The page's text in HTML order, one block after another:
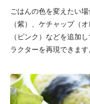
ごはんの色を変えたい
（紫）、ケチャップ（
（ピンク）などを追加
ラクターを再現できます